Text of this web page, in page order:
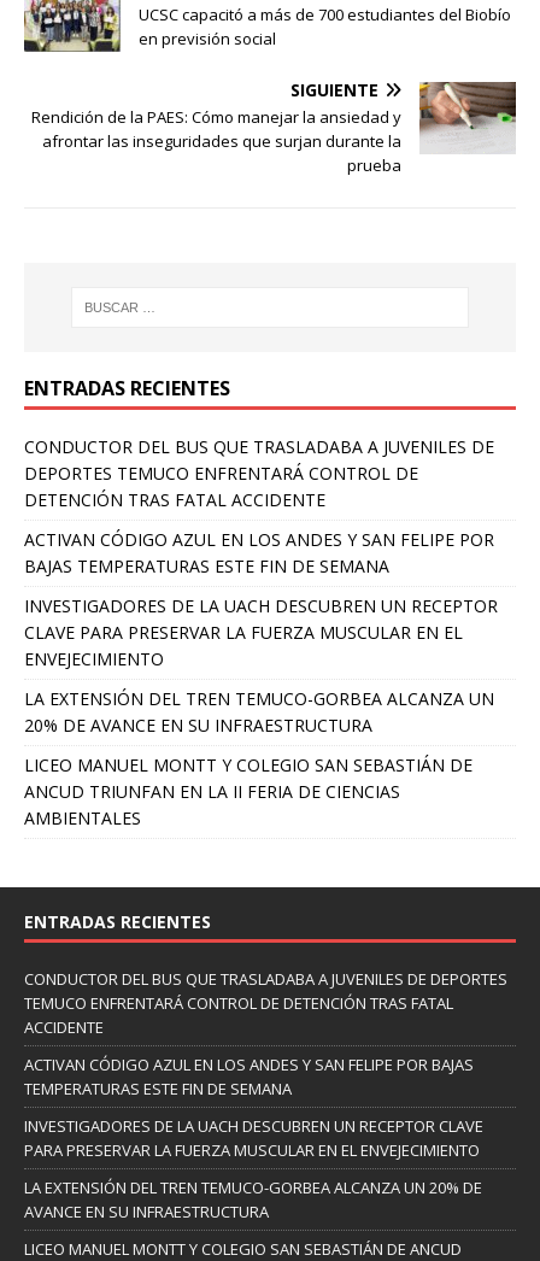
UCSC capacitó a más de 700 estudiantes del Biobío
en previsión social
SIGUIENTE
Rendición de la PAES: Cómo manejar la ansiedad y
afrontar las inseguridades que surjan durante la
prueba
ENTRADAS RECIENTES
CONDUCTOR DEL BUS QUE TRASLADABA A JUVENILES DE
DEPORTES TEMUCO ENFRENTARÁ CONTROL DE
DETENCIÓN TRAS FATAL ACCIDENTE
ACTIVAN CÓDIGO AZUL EN LOS ANDES Y SAN FELIPE POR
BAJAS TEMPERATURAS ESTE FIN DE SEMANA
INVESTIGADORES DE LA UACH DESCUBREN UN RECEPTOR
CLAVE PARA PRESERVAR LA FUERZA MUSCULAR EN EL
ENVEJECIMIENTO
LA EXTENSIÓN DEL TREN TEMUCO-GORBEA ALCANZA UN
20% DE AVANCE EN SU INFRAESTRUCTURA
LICEO MANUEL MONTT Y COLEGIO SAN SEBASTIÁN DE
ANCUD TRIUNFAN EN LA II FERIA DE CIENCIAS
AMBIENTALES
ENTRADAS RECIENTES
CONDUCTOR DEL BUS QUE TRASLADABA A JUVENILES DE DEPORTES
TEMUCO ENFRENTARÁ CONTROL DE DETENCIÓN TRAS FATAL
ACCIDENTE
ACTIVAN CÓDIGO AZUL EN LOS ANDES Y SAN FELIPE POR BAJAS
TEMPERATURAS ESTE FIN DE SEMANA
INVESTIGADORES DE LA UACH DESCUBREN UN RECEPTOR CLAVE
PARA PRESERVAR LA FUERZA MUSCULAR EN EL ENVEJECIMIENTO
LA EXTENSIÓN DEL TREN TEMUCO-GORBEA ALCANZA UN 20% DE
AVANCE EN SU INFRAESTRUCTURA
LICEO MANUEL MONTT Y COLEGIO SAN SEBASTIÁN DE ANCUD